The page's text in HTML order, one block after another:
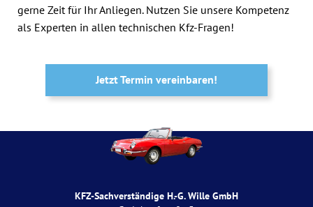
gerne Zeit für Ihr Anliegen. Nutzen Sie unsere Kompetenz
als Experten in allen technischen Kfz-Fragen!
Jetzt Termin vereinbaren!
KFZ-Sachverständige H.-G. Wille GmbH